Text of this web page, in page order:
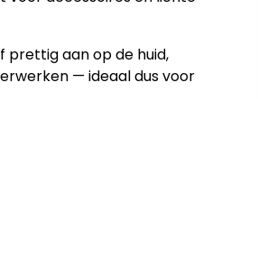
prettig aan op de huid,
— ideaal dus voor